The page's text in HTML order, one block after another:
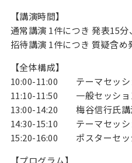
【講演時間】
通常講演 1件につき 発表15分
招待講演 1件につき 質疑含め
【全体構成】
10:00-11:00 テーマセッシ
11:10-11:50 一般セッショ
13:00-14:20 梅谷信行氏講
14:30-15:10 テーマセッシ
15:20-16:00 ポスターセッ
【プログラム】